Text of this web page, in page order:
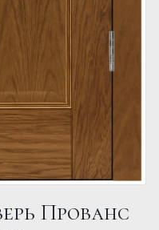
Прованс